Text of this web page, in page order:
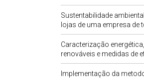
Sustentabilidade
lojas de uma empresa de
Caracterização
renováveis e medidas de
Implementação da